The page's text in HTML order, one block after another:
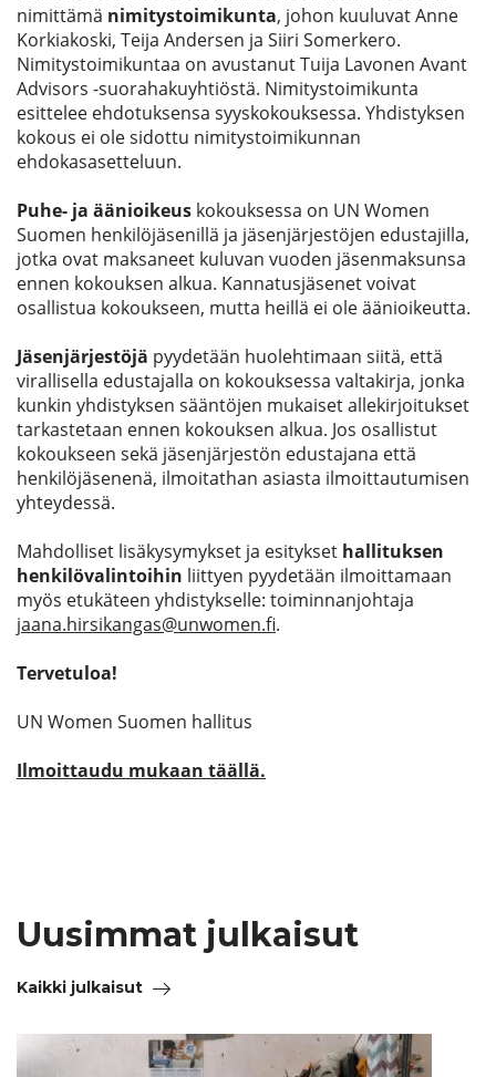
nimittämä nimitystoimikunta, johon kuuluvat Anne
Korkiakoski, Teija Andersen ja Siiri Somerkero.
Nimitystoimikuntaa on avustanut Tuija Lavonen Avant
Advisors -suorahakuyhtiöstä. Nimitystoimikunta
esittelee ehdotuksensa syyskokouksessa. Yhdistyksen
kokous ei ole sidottu nimitystoimikunnan
ehdokasasetteluun.
Puhe- ja äänioikeus kokouksessa on UN Women
Suomen henkilöjäsenillä ja jäsenjärjestöjen edustajilla,
jotka ovat maksaneet kuluvan vuoden jäsenmaksunsa
ennen kokouksen alkua. Kannatusjäsenet voivat
osallistua kokoukseen, mutta heillä ei ole äänioikeutta.
Jäsenjärjestöjä pyydetään huolehtimaan siitä, että
virallisella edustajalla on kokouksessa valtakirja, jonka
kunkin yhdistyksen sääntöjen mukaiset allekirjoitukset
tarkastetaan ennen kokouksen alkua. Jos osallistut
kokoukseen sekä jäsenjärjestön edustajana että
henkilöjäsenenä, ilmoitathan asiasta ilmoittautumisen
yhteydessä.
Mahdolliset lisäkysymykset ja esitykset hallituksen
henkilövalintoihin liittyen pyydetään ilmoittamaan
myös etukäteen yhdistykselle: toiminnanjohtaja
jaana.hirsikangas@unwomen.fi.
Tervetuloa!
UN Women Suomen hallitus
Ilmoittaudu mukaan täällä.
Uusimmat julkaisut
Kaikki julkaisut